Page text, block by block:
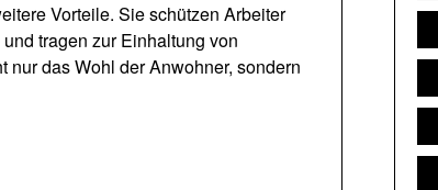
Vorteile. Sie schützen Arbeiter
tragen zur Einhaltung von
nur das Wohl der Anwohner, sondern